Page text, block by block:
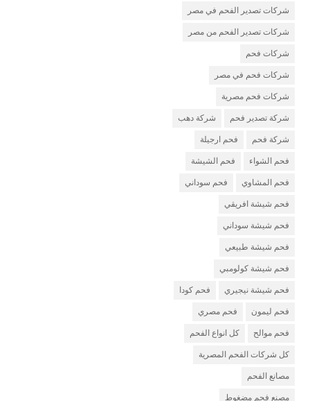
شركات تصدير الفحم في مصر
شركات تصدير الفحم من مصر
شركات فحم
شركات فحم في مصر
شركات فحم مصرية
شركة تصدير فحم شركة دهب
شركة فحم فحم ارجيلة
فحم الشواء فحم الشيشة
فحم المشاوي فحم سوداني
فحم شيشة افريقي
فحم شيشة سوداني
فحم شيشة طبيعي
فحم شيشة كولومبي
فحم شيشة نيجيري فحم كودا
فحم ليمون فحم مصري
فحم موالح كل انواع الفحم
كل شركات الفحم المصرية
مصانع الفحم
مصنع فحم مضغوط